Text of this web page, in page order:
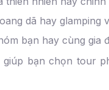
dã hay glamping
bạn hay cùng gia
bạn chọn tour